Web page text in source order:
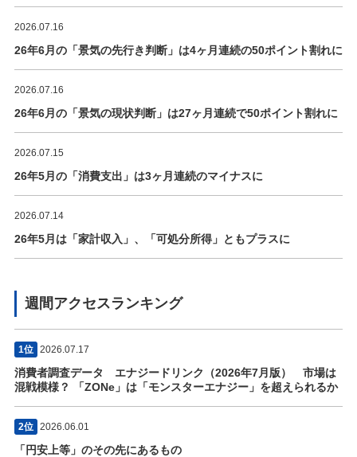
2026.07.16
26年6月の「景気の先行き判断」は4ヶ月連続の50ポイント割れに
2026.07.16
26年6月の「景気の現状判断」は27ヶ月連続で50ポイント割れに
2026.07.15
26年5月の「消費支出」は3ヶ月連続のマイナスに
2026.07.14
26年5月は「家計収入」、「可処分所得」ともプラスに
週間アクセスランキング
1位 2026.07.17
消費者調査データ エナジードリンク（2026年7月版） 市場は
混戦模様？ 「ZONe」は「モンスターエナジー」を超えられるか
2位 2026.06.01
「円安上等」のその先にあるもの